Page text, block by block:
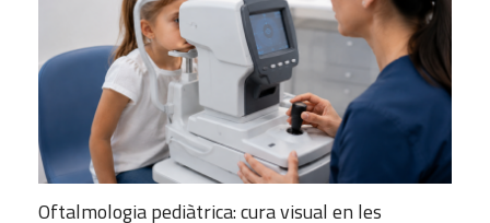
Oftalmologia pediàtrica: cura visual en les